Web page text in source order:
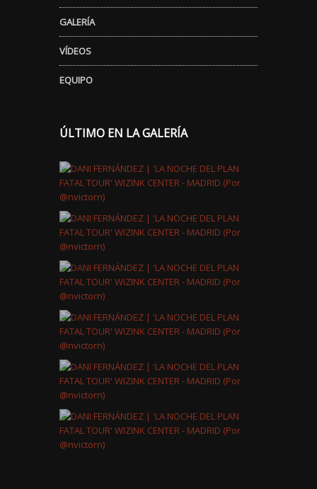
GALERÍA
VÍDEOS
EQUIPO
ÚLTIMO EN LA GALERÍA